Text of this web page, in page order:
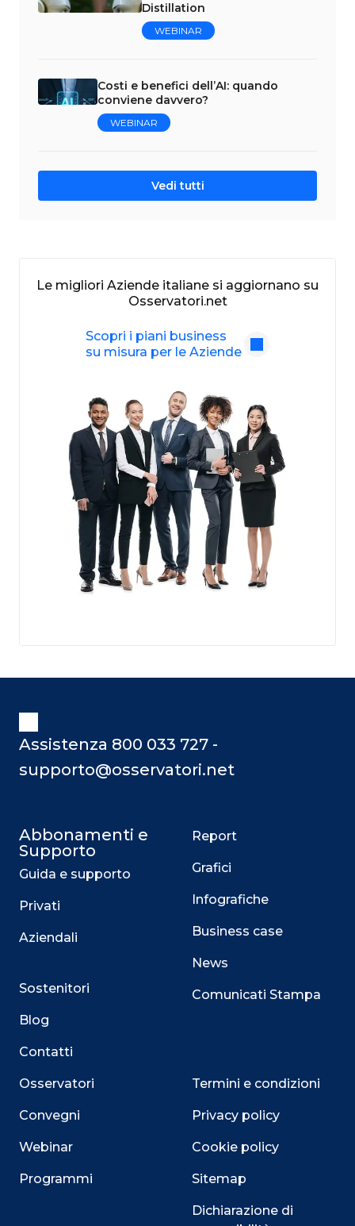
Distillation
WEBINAR
Costi e benefici dell’AI: quando
conviene davvero?
WEBINAR
Vedi tutti
Le migliori Aziende italiane si aggiornano su
Osservatori.net
Scopri i piani business
su misura per le Aziende
Assistenza 800 033 727 -
supporto@osservatori.net
Abbonamenti e
Supporto
Guida e supporto
Privati
Aziendali
Sostenitori
Blog
Contatti
Osservatori
Convegni
Webinar
Programmi
Report
Grafici
Infografiche
Business case
News
Comunicati Stampa
Termini e condizioni
Privacy policy
Cookie policy
Sitemap
Dichiarazione di